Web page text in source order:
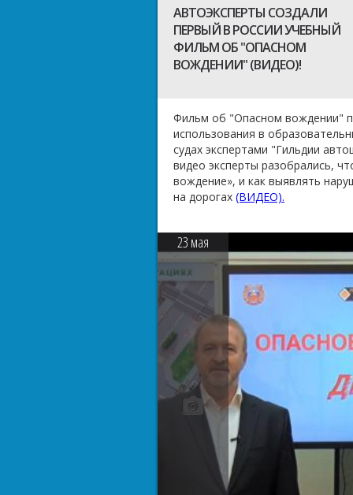
АВТОЭКСПЕРТЫ СОЗДАЛИ
ПЕРВЫЙ В РОССИИ УЧЕБНЫЙ
ФИЛЬМ ОБ "ОПАСНОМ
ВОЖДЕНИИ" (ВИДЕО)!
Фильм об "Опасном вождении"
использования в
судах экспертами "Гильдии
видео эксперты разобрались,
вождение», и как выявлять
на дорогах (ВИДЕО).
23 мая